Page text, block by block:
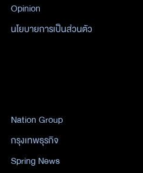
Opinion
นโยบายการเป็นส่วนตัว
Nation Group
กรุงเทพธุรกิจ
Spring News